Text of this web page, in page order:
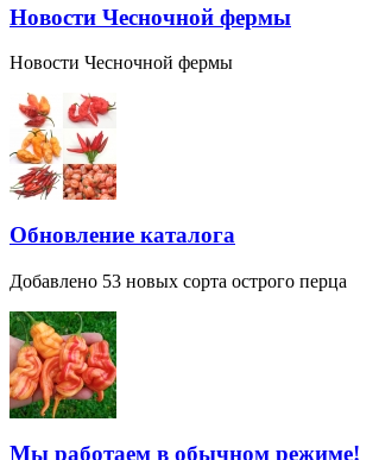
Новости Чесночной фермы
Новости Чесночной фермы
Обновление каталога
Добавлено 53 новых сорта острого перца
Мы работаем в обычном режиме!